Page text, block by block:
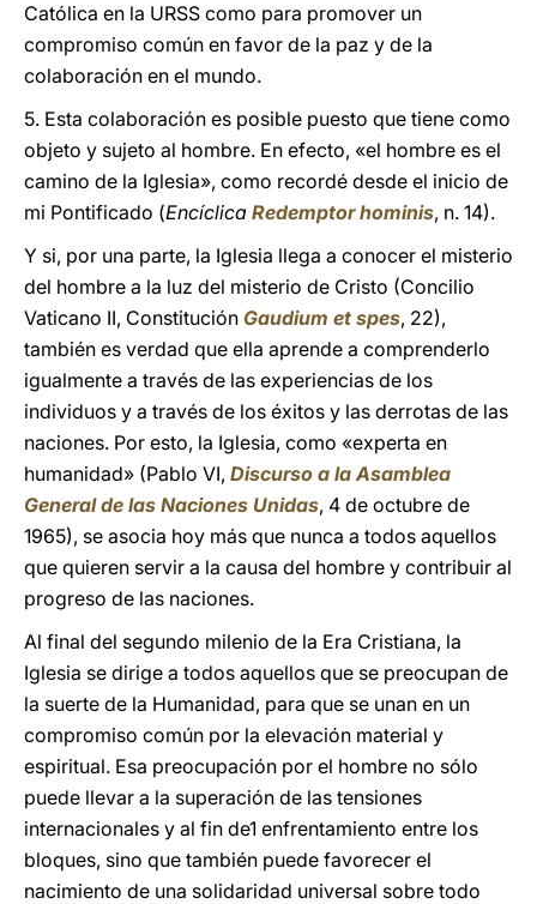
Católica en la URSS como para promover un
compromiso común en favor de la paz y de la
colaboración en el mundo.
5. Esta colaboración es posible puesto que tiene como
objeto y sujeto al hombre. En efecto, «el hombre es el
camino de la Iglesia», como recordé desde el inicio de
mi Pontificado (Encíclica Redemptor hominis, n. 14).
Y si, por una parte, la Iglesia llega a conocer el misterio
del hombre a la luz del misterio de Cristo (Concilio
Vaticano II, Constitución Gaudium et spes, 22),
también es verdad que ella aprende a comprenderlo
igualmente a través de las experiencias de los
individuos y a través de los éxitos y las derrotas de las
naciones. Por esto, la Iglesia, como «experta en
humanidad» (Pablo VI, Discurso a la Asamblea
General de las Naciones Unidas, 4 de octubre de
1965), se asocia hoy más que nunca a todos aquellos
que quieren servir a la causa del hombre y contribuir al
progreso de las naciones.
Al final del segundo milenio de la Era Cristiana, la
Iglesia se dirige a todos aquellos que se preocupan de
la suerte de la Humanidad, para que se unan en un
compromiso común por la elevación material y
espiritual. Esa preocupación por el hombre no sólo
puede llevar a la superación de las tensiones
internacionales y al fin de1 enfrentamiento entre los
bloques, sino que también puede favorecer el
nacimiento de una solidaridad universal sobre todo